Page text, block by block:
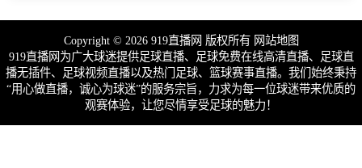
Copyright © 2026 919直播网 版权所有 网站地图
919直播网为广大球迷提供足球直播、足球免费在线高清直播、足球直
播无插件、足球视频直播以及热门足球、篮球赛事直播。我们始终秉持
“用心做直播，诚心为球迷”的服务宗旨，力求为每一位球迷带来优质的
观赛体验，让您尽情享受足球的魅力！